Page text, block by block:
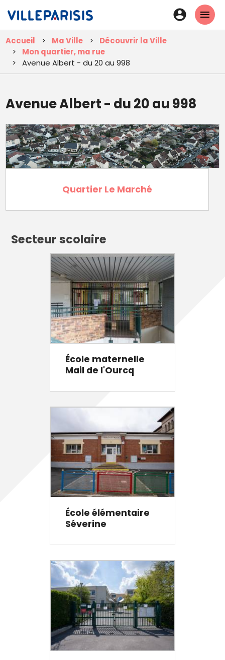
contenu
principal
En-
tête
Accueil Ma Ville
Découvrir la Ville
Mon quartier, ma rue
Avenue Albert - du 20 au 998
Avenue Albert - du 20 au 998
Quartier Le Marché
Secteur scolaire
École maternelle
Mail de l'Ourcq
École élémentaire
Séverine